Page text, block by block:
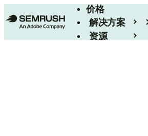
价格
解决方案
资源